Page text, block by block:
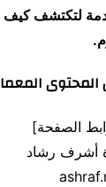
لتكتشف كيف
المحتوى
الصفحة]
أشرف رشاد